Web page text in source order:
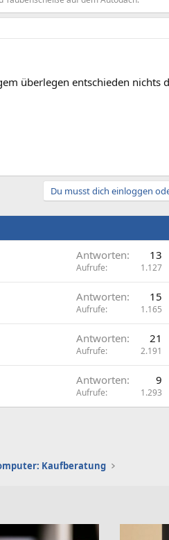
überlegen entschieden nichts
Du musst dich einloggen
Antworten 13
Aufrufe 1.127
Antworten 15
Aufrufe 1.165
Antworten 21
Aufrufe 2.191
Antworten 9
Aufrufe 1.293
Kaufberatung